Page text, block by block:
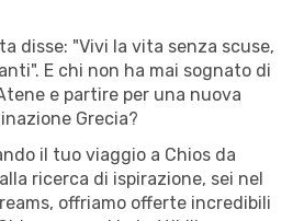
disse: "Vivi la vita senza scuse,
E chi non ha mai sognato di
e partire per una nuova
Grecia?
il tuo viaggio a Chios da
ricerca di ispirazione, sei nel
offriamo offerte incredibili